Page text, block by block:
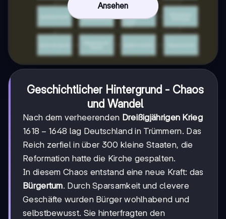
Ansehen
Geschichtlicher Hintergrund - Chaos
und Wandel
Nach dem verheerenden Dreißigjährigen Krieg
1618-
1648
1618 − 1648 lag Deutschland in Trümmern. Das
Reich zerfiel in über 300 kleine Staaten, die
Reformation hatte die Kirche gespalten.
In diesem Chaos entstand eine neue Kraft: das
Bürgertum. Durch Sparsamkeit und clevere
Geschäfte wurden Bürger wohlhabend und
selbstbewusst. Sie hinterfragten den